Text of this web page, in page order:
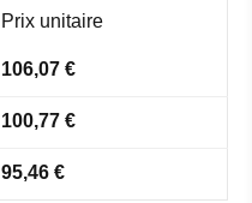
Prix unitaire
106,07 €
100,77 €
95,46 €